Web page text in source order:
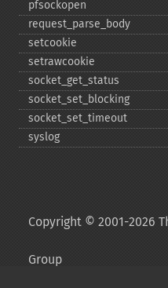
pfsockopen
request_​parse_​body
setcookie
setrawcookie
socket_​get_​status
socket_​set_​blocking
socket_​set_​timeout
syslog
Copyright © 2001-2026
Group